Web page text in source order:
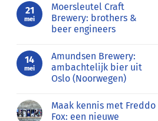
op
Scoor
nu
de
Time
Oranje
Legends!
21
mei
Moersleutel Craft
Brewery: brothers &
beer engineers
op
Moersleutel
Craft
Brewery:
beer
engineers
14
mei
Amundsen Brewery:
ambachtelijk bier uit
Oslo (Noorwegen)
op
Amundsen
Maak kennis met Freddo
Fox: een nieuwe